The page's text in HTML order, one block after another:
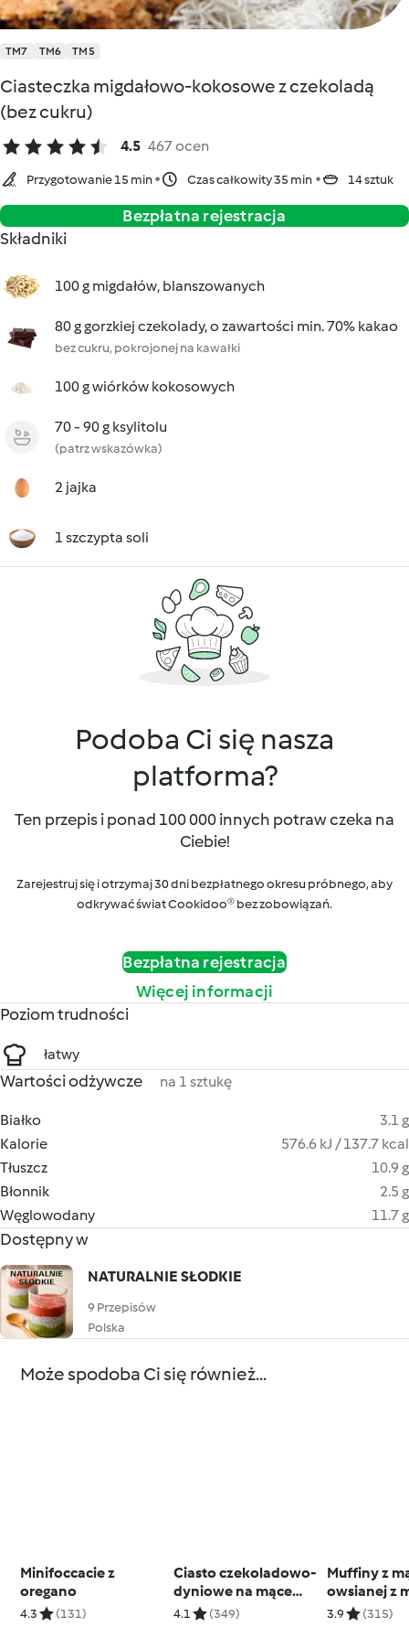
TM7 TM6 TM5
Ciasteczka migdałowo-kokosowe z czekoladą
(bez cukru)
4.5 467 ocen
Przygotowanie 15 min Czas całkowity 35 min 14 sztuk
Bezpłatna rejestracja
Składniki
100 g migdałów, blanszowanych
80 g gorzkiej czekolady, o zawartości min. 70% kakao
bez cukru, pokrojonej na kawałki
100 g wiórków kokosowych
70 - 90 g ksylitolu
(patrz wskazówka)
2 jajka
1 szczypta soli
Podoba Ci się nasza
platforma?
Ten przepis i ponad 100 000 innych potraw czeka na
Ciebie!
Zarejestruj się i otrzymaj 30 dni bezpłatnego okresu próbnego, aby
odkrywać świat Cookidoo® bez zobowiązań.
Bezpłatna rejestracja
Więcej informacji
Poziom trudności
łatwy
Wartości odżywcze na 1 sztukę
Białko
3.1 g
Kalorie
576.6 kJ / 137.7 kcal
Tłuszcz
10.9 g
Błonnik
2.5 g
Węglowodany
11.7 g
Dostępny w
NATURALNIE SŁODKIE
9 Przepisów
Polska
Może spodoba Ci się również...
Minifoccacie z
oregano
4.3 (131)
Ciasto czekoladowo-
dyniowe na mące
gryczanej
4.1 (349)
Muffiny z
owsianej z
3.9 (315)